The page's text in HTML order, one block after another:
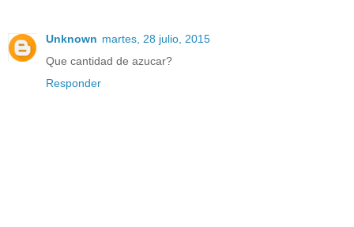
Unknown martes, 28 julio, 2015
Que cantidad de azucar?
Responder